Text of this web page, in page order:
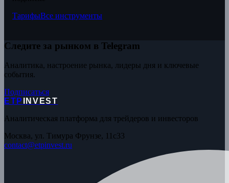
ТарифыВсе инструменты
Следите за рынком в Telegram
Аналитика, настроение рынка, лидеры дня и ключевые
события.
Подписаться
ETP
INVEST
Аналитическая платформа для трейдеров и инвесторов
Москва, ул. Тимура Фрунзе, 11с33
contact@etpinvest.ru